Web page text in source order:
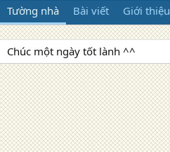
Tường nhà Bài viết Giới thiệu
Chúc một ngày tốt lành ^^